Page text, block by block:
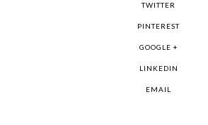
TWITTER
PINTEREST
GOOGLE +
LINKEDIN
EMAIL